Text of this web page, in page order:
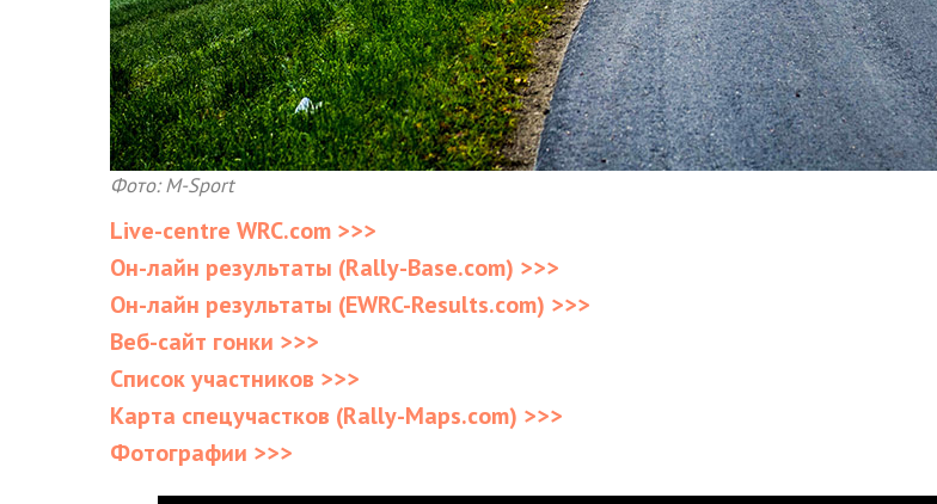
Фото: M-Sport
Live-centre WRC.com >>>
Он-лайн результаты (Rally-Base.com) >>>
Он-лайн результаты (EWRC-Results.com) >>>
Веб-сайт гонки >>>
Список участников >>>
Карта спецучастков (Rally-Maps.com) >>>
Фотографии >>>